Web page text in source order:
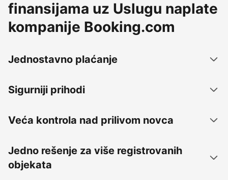
finansijama uz Uslugu naplate
kompanije Booking.com
Jednostavno plaćanje
Sigurniji prihodi
Veća kontrola nad prilivom novca
Jedno rešenje za više registrovanih
objekata